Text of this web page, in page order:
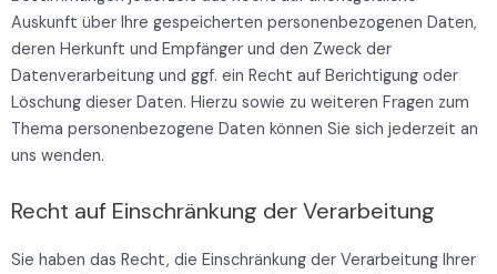
Auskunft über Ihre gespeicherten personenbezogenen Daten,
deren Herkunft und Empfänger und den Zweck der
Datenverarbeitung und ggf. ein Recht auf Berichtigung oder
Löschung dieser Daten. Hierzu sowie zu weiteren Fragen zum
Thema personenbezogene Daten können Sie sich jederzeit an
uns wenden.
Recht auf Einschränkung der Verarbeitung
Sie haben das Recht, die Einschränkung der Verarbeitung Ihrer